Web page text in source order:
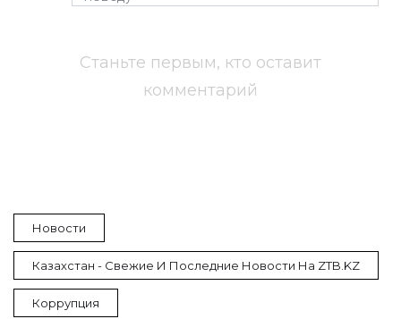
Станьте первым, кто оставит
комментарий
Новости
Казахстан - Свежие И Последние Новости На ZTB.KZ
Коррупция